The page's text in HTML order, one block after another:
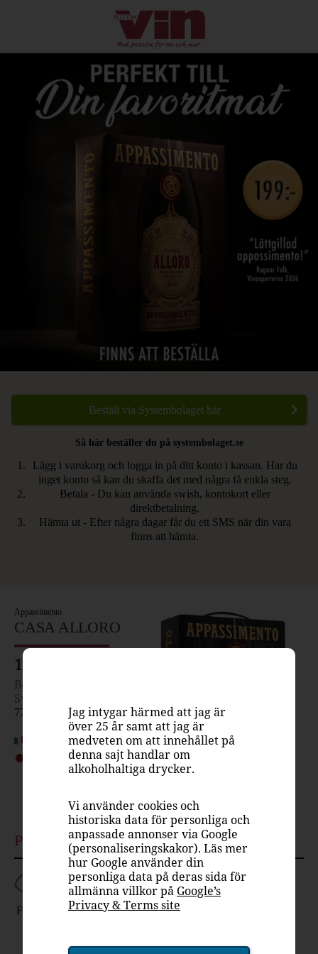
Appassimento
CASA ALLORO
198 kr
Box, 3000 ml
Systembolaget
7784708
Rött vin, fruktigt &
smakrikt
Passar till
Fågel Fläsk Lamm Nöt Ost
Beställ via Systembolaget här
Så här beställer du på systembolaget.se
Lägg i varukorg och logga in på ditt konto i kassan. Har du
inget konto så kan du skaffa det med några få enkla steg.
Betala - Du kan använda swish, kontokort eller
direktbetalning.
Hämta ut - Efter några dagar får du ett SMS när din vara
finns att hämta.
Jag intygar härmed att jag är
över 25 år samt att jag är
medveten om att innehållet på
denna sajt handlar om
alkoholhaltiga drycker.
Vi använder cookies och
historiska data för personliga och
anpassade annonser via Google
(personaliseringskakor). Läs mer
hur Google använder din
personliga data på deras sida för
allmänna villkor på Google’s
Privacy & Terms site